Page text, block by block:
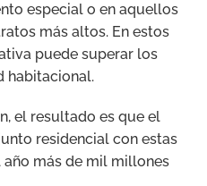
especial o en aquellos
más altos. En estos
puede superar los
habitacional.
el resultado es que el
residencial con estas
más de mil millones